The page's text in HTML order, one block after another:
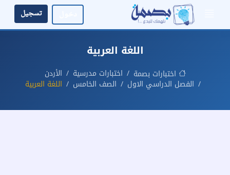
تسجيل
اللغة العربية
اختبارات بصمة اختبارات مدرسية
الأردن
الفصل الدراسي الاول
الصف الخامس اللغة العربية